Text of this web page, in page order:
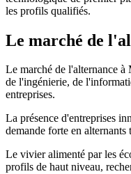
les profils qualifiés.
Le marché de
Le marché de l'alternance à
de l'ingénierie, de
entreprises.
La présence d'entreprises
demande forte en alternants
Le vivier alimenté par les
profils de haut niveau,